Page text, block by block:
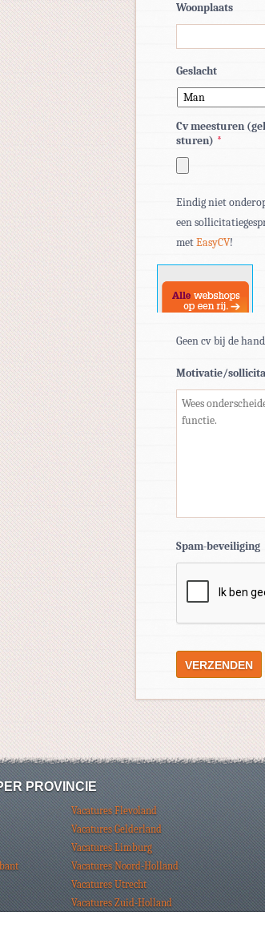
Woonplaats
Geslacht
Cv meesturen
sturen) *
Eindig niet
een
metEasyCV!
Geen cv bij de
Motivatie/
Spam-beveiliging
PROVINCIE
Vacatures Flevoland
Vacatures Gelderland
Vacatures Limburg
Vacatures Noord-Holland
Vacatures Utrecht
Vacatures Zuid-Holland